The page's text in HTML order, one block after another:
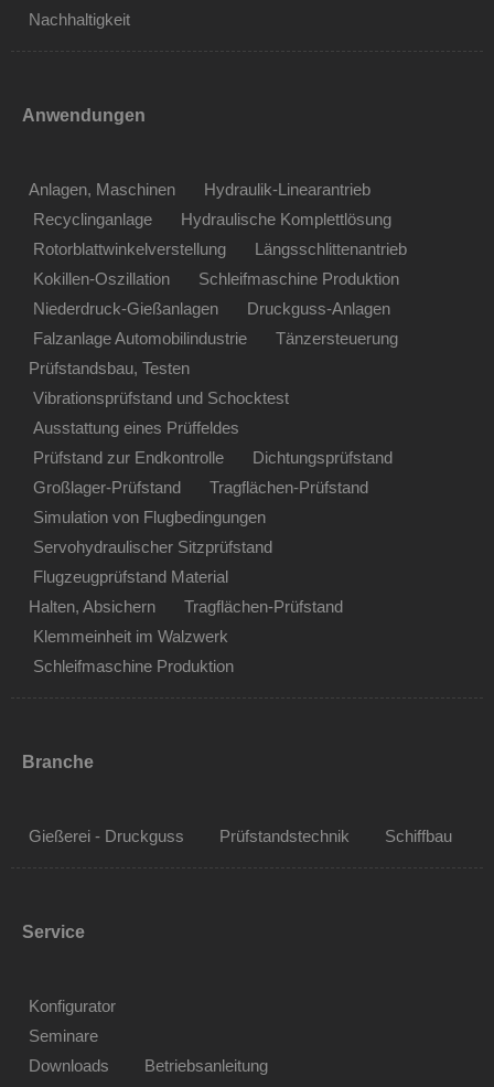
Nachhaltigkeit
Anwendungen
Anlagen, Maschinen
Hydraulik-Linearantrieb
Recyclinganlage
Hydraulische Komplettlösung
Rotorblattwinkelverstellung
Längsschlittenantrieb
Kokillen-Oszillation
Schleifmaschine Produktion
Niederdruck-Gießanlagen
Druckguss-Anlagen
Falzanlage Automobilindustrie
Tänzersteuerung
Prüfstandsbau, Testen
Vibrationsprüfstand und Schocktest
Ausstattung eines Prüffeldes
Prüfstand zur Endkontrolle
Dichtungsprüfstand
Großlager-Prüfstand
Tragflächen-Prüfstand
Simulation von Flugbedingungen
Servohydraulischer Sitzprüfstand
Flugzeugprüfstand Material
Halten, Absichern
Tragflächen-Prüfstand
Klemmeinheit im Walzwerk
Schleifmaschine Produktion
Branche
Gießerei - Druckguss Prüfstandstechnik Schiffbau
Service
Konfigurator
Seminare
Downloads
Betriebsanleitung